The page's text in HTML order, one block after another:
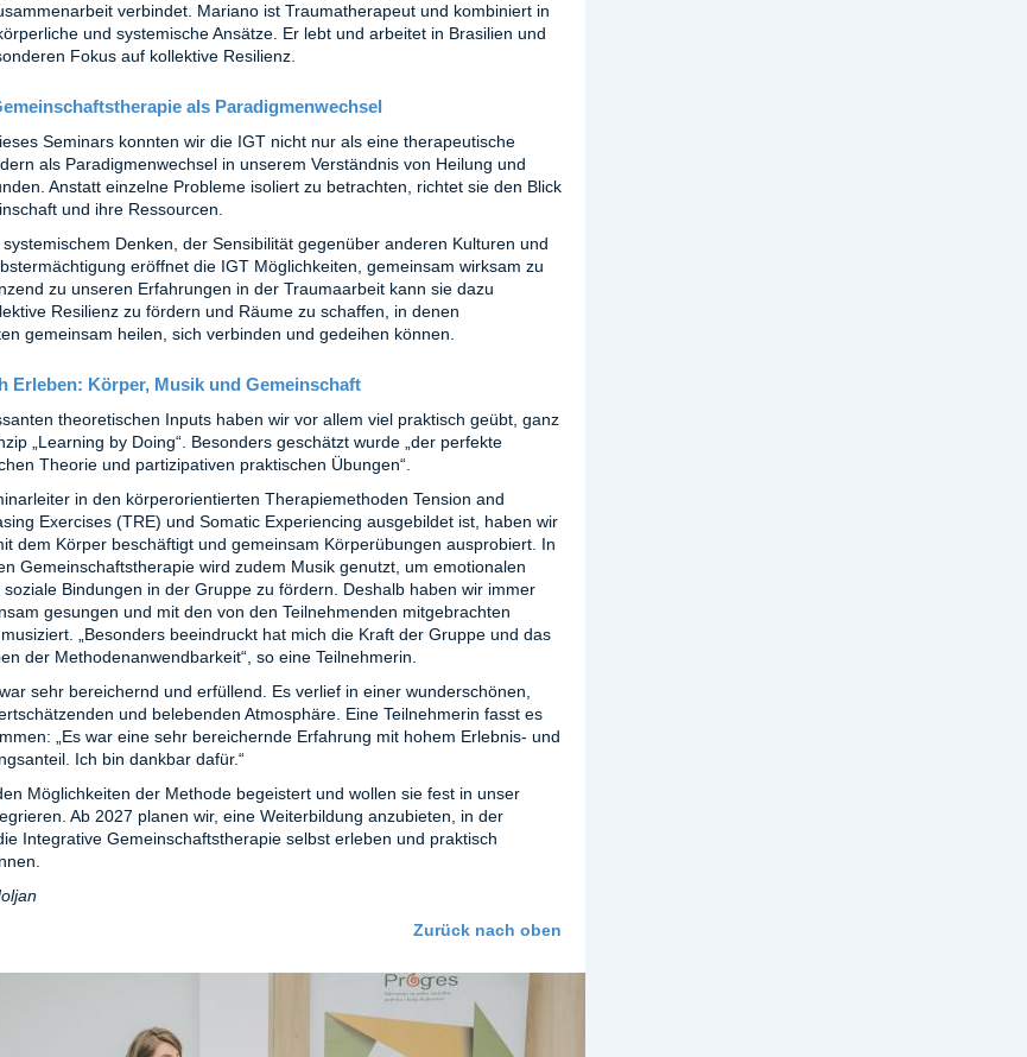
verbindet. Mariano ist Traumatherapeut und kombiniert in
und systemische Ansätze. Er lebt und arbeitet in Brasilien und
Fokus auf kollektive Resilienz.
als Paradigmenwechsel
Seminars konnten wir die IGT nicht nur als eine therapeutische
als Paradigmenwechsel in unserem Verständnis von Heilung und
Anstatt einzelne Probleme isoliert zu betrachten, richtet sie den Blick
und ihre Ressourcen.
Denken, der Sensibilität gegenüber anderen Kulturen und
eröffnet die IGT Möglichkeiten, gemeinsam wirksam zu
zu unseren Erfahrungen in der Traumaarbeit kann sie dazu
Resilienz zu fördern und Räume zu schaffen, in denen
gemeinsam heilen, sich verbinden und gedeihen können.
Erleben: Körper, Musik und Gemeinschaft
theoretischen Inputs haben wir vor allem viel praktisch geübt, ganz
„Learning by Doing“. Besonders geschätzt wurde „der perfekte
Theorie und partizipativen praktischen Übungen“.
in den körperorientierten Therapiemethoden Tension and
Exercises (TRE) und Somatic Experiencing ausgebildet ist, haben wir
dem Körper beschäftigt und gemeinsam Körperübungen ausprobiert. In
Gemeinschaftstherapie wird zudem Musik genutzt, um emotionalen
Bindungen in der Gruppe zu fördern. Deshalb haben wir immer
gesungen und mit den von den Teilnehmenden mitgebrachten
„Besonders beeindruckt hat mich die Kraft der Gruppe und das
der Methodenanwendbarkeit“, so eine Teilnehmerin.
sehr bereichernd und erfüllend. Es verlief in einer wunderschönen,
und belebenden Atmosphäre. Eine Teilnehmerin fasst es
„Es war eine sehr bereichernde Erfahrung mit hohem Erlebnis- und
Ich bin dankbar dafür.“
Möglichkeiten der Methode begeistert und wollen sie fest in unser
Ab 2027 planen wir, eine Weiterbildung anzubieten, in der
Integrative Gemeinschaftstherapie selbst erleben und praktisch
Zurück nach oben